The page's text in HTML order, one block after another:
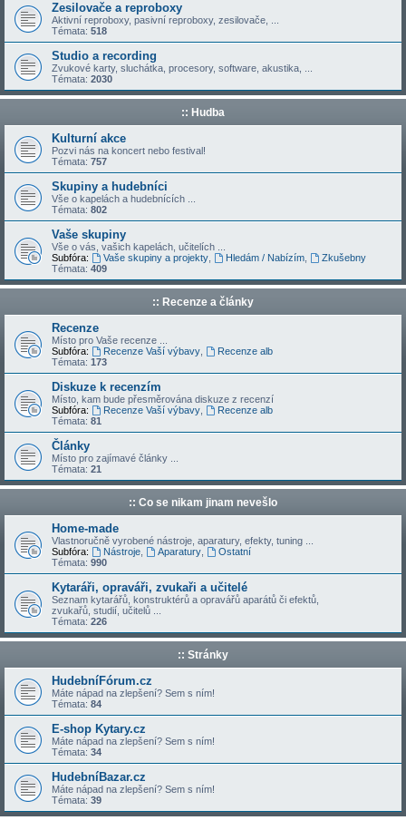
Zesilovače a reproboxy
Aktivní reproboxy, pasivní reproboxy, zesilovače, ...
Témata: 518
Studio a recording
Zvukové karty, sluchátka, procesory, software, akustika, ...
Témata: 2030
:: Hudba
Kulturní akce
Pozvi nás na koncert nebo festival!
Témata: 757
Skupiny a hudebníci
Vše o kapelách a hudebnících ...
Témata: 802
Vaše skupiny
Vše o vás, vašich kapelách, učitelích ...
Subfóra:
Vaše skupiny a projekty, Hledám / Nabízím,
Zkušebny
Témata: 409
:: Recenze a články
Recenze
Místo pro Vaše recenze ...
Subfóra:
Recenze Vaší výbavy,
Recenze alb
Témata: 173
Diskuze k recenzím
Místo, kam bude přesměrována diskuze z recenzí
Subfóra:
Recenze Vaší výbavy,
Recenze alb
Témata: 81
Články
Místo pro zajímavé články ...
Témata: 21
:: Co se nikam jinam nevešlo
Home-made
Vlastnoručně vyrobené nástroje, aparatury, efekty, tuning ...
Subfóra:
Nástroje, Aparatury,
Ostatní
Témata: 990
Kytaráři, opraváři, zvukaři a učitelé
Seznam kytarářů, konstruktérů a opravářů aparátů či efektů,
zvukařů, studií, učitelů ...
Témata: 226
:: Stránky
HudebníFórum.cz
Máte nápad na zlepšení? Sem s ním!
Témata: 84
E-shop Kytary.cz
Máte nápad na zlepšení? Sem s ním!
Témata: 34
HudebníBazar.cz
Máte nápad na zlepšení? Sem s ním!
Témata: 39